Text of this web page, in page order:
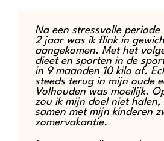
Na een stressvolle periode
2 jaar was ik flink in
aangekomen. Met het
dieet en sporten in de
in 9 maanden 10 kilo af.
steeds terug in mijn oude
Volhouden was moeilijk.
zou ik mijn doel niet halen,
samen met mijn kinderen
zomervakantie.